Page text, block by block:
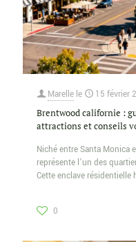
Marelle le 15 février
Brentwood californie :
attractions et conseils
Niché entre Santa Monica
représente l’un des
Cette enclave résidentielle
0